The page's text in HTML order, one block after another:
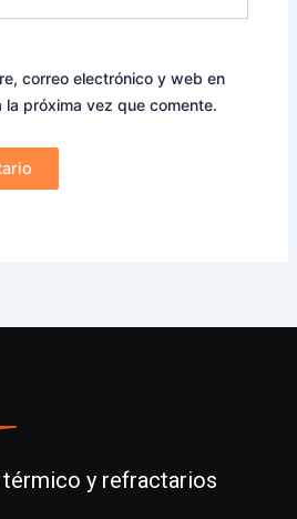
correo electrónico y web en
próxima vez que comente.
y refractarios